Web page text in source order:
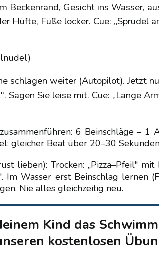
Beckenrand, Gesicht ins Wasser,
Hüfte, Füße locker. Cue: „Sprudel
schlagen weiter (Autopilot). Jetzt
Sagen Sie leise mit. Cue: „Lange
6 Beinschläge – 1
gleicher Beat über 20–30
lieben): Trocken: „Pizza–Pfeil"
Im Wasser erst Beinschlag lernen
Nie alles gleichzeitig neu.
Kind das
kostenlosen